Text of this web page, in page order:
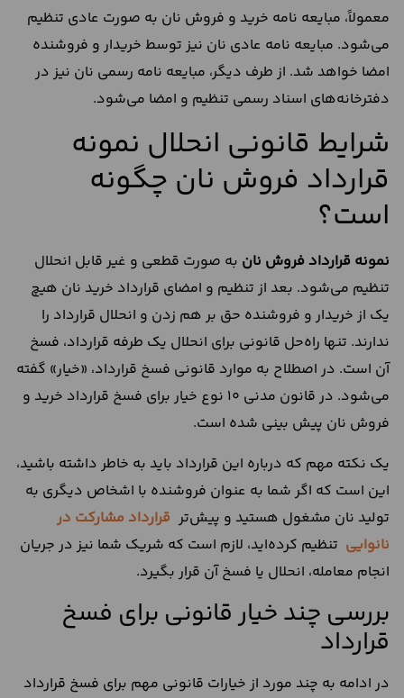
معمولاً، مبایعه نامه خرید و فروش نان به صورت عادی تنظیم
می‌شود. مبایعه نامه عادی نان نیز توسط خریدار و فروشنده
امضا خواهد شد. از طرف دیگر، مبایعه نامه رسمی نان نیز در
دفترخانه‌های اسناد رسمی تنظیم و امضا می‌شود.
شرایط قانونی انحلال نمونه
قرارداد فروش نان چگونه
است؟
نمونه قرارداد فروش نان به صورت قطعی و غیر قابل انحلال
تنظیم می‌شود. بعد از تنظیم و امضای قرارداد خرید نان هیچ
یک از خریدار و فروشنده حق بر هم زدن و انحلال قرارداد را
ندارند. تنها راه‌حل‌ قانونی برای انحلال یک طرفه قرارداد، فسخ
آن است. در اصطلاح به موارد قانونی فسخ قرارداد، «خیار» گفته
می‌شود. در قانون مدنی 10 نوع خیار برای فسخ قرارداد خرید و
فروش نان پیش بینی شده است.
یک نکته مهم که درباره این قرارداد باید به خاطر داشته باشید،
این است که اگر شما به عنوان فروشنده با اشخاص دیگری به
تولید نان مشغول هستید و پیش‌تر قرارداد مشارکت در
نانوایی تنظیم کرده‌اید، لازم است که شریک شما نیز در جریان
انجام معامله، انحلال یا فسخ آن قرار بگیرد.
بررسی چند خیار قانونی برای فسخ
قرارداد
در ادامه به چند مورد از خیارات قانونی مهم برای فسخ قرارداد